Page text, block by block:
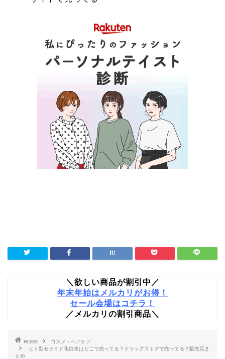
＼欲しい商品が割引中／
年末年始はメルカリがお得！
セール会場はコチラ！
／メルカリの割引商品＼
HOME
コスメ・ヘアケア
ヒト型セラミド化粧水はどこで売ってる？ドラッグストアで売ってる？販売店ま
とめ